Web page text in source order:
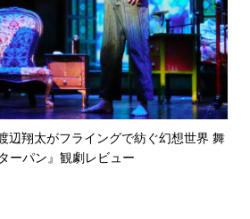
辺翔太がフライングで紡ぐ幻想世界 舞
ーパン』観劇レビュー